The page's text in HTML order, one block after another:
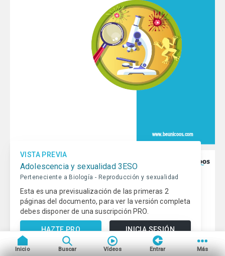
VISTA PREVIA
Adolescencia y sexualidad 3ESO
Perteneciente a Biología - Reproducción y sexualidad
Esta es una previsualización de las primeras 2
páginas del documento, para ver la versión completa
debes disponer de una suscripción PRO.
HAZTE PRO INICIA SESIÓN
beUnicoos
Compromiso Agenda 2030
Ayuda beUnicoos
Copyright © beUnicoos2026#maytheclassroombewithyou. Todos
los derechos reservados
Política de privacidadCondiciones de uso
Inicio Buscar Vídeos Entrar Más